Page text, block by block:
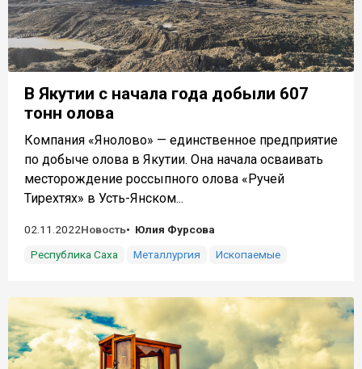
В Якутии с начала года добыли 607
тонн олова
Компания «Янолово» — единственное предприятие
по добыче олова в Якутии. Она начала осваивать
месторождение россыпного олова «Ручей
Тирехтях» в Усть-Янском...
02.11.2022Новость
Юлия Фурсова
Республика Саха
Металлургия Ископаемые